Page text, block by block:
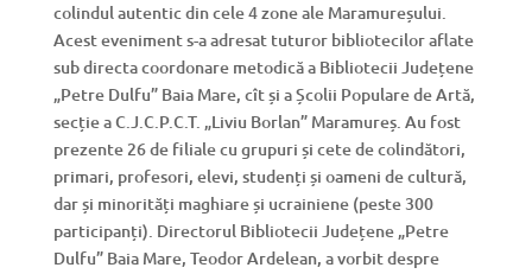
colindul autentic din cele 4 zone ale Maramureșului.
Acest eveniment s-a adresat tuturor bibliotecilor aflate
sub directa coordonare metodică a Bibliotecii Județene
„Petre Dulfu” Baia Mare, cît și a Școlii Populare de Artă,
secție a C.J.C.P.C.T. „Liviu Borlan” Maramureș. Au fost
prezente 26 de filiale cu grupuri și cete de colindători,
primari, profesori, elevi, studenți și oameni de cultură,
dar și minorități maghiare și ucrainiene (peste 300
participanți). Directorul Bibliotecii Județene „Petre
Dulfu” Baia Mare, Teodor Ardelean, a vorbit despre